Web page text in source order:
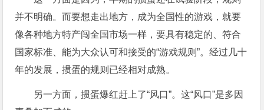
并不明确。而要想走出地方，成为全国性的游戏，就要
像各种地方特产闯全国市场一样，要具有稳定的、符合
国家标准、能为大众认可和接受的“游戏规则”。经过几十
年的发展，掼蛋的规则已经相对成熟。
另一方面，掼蛋爆红赶上了“风口”。这“风口”是多因